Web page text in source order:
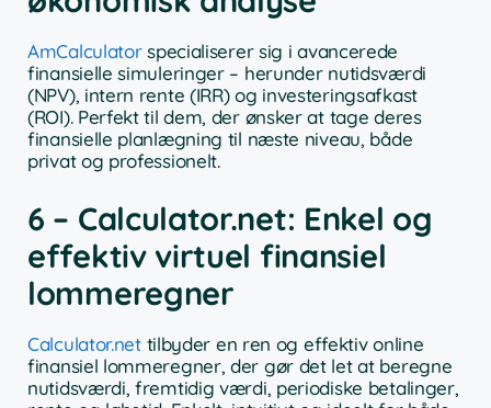
AmCalculatorspecialiserer sig i avancerede
finansielle simuleringer – herunder nutidsværdi
(NPV), intern rente (IRR) og investeringsafkast
(ROI). Perfekt til dem, der ønsker at tage deres
finansielle planlægning til næste niveau, både
privat og professionelt.
6 – Calculator.net: Enkel og
effektiv virtuel finansiel
lommeregner
Calculator.nettilbyder en ren og effektiv online
finansiel lommeregner, der gør det let at beregne
nutidsværdi, fremtidig værdi, periodiske betalinger,